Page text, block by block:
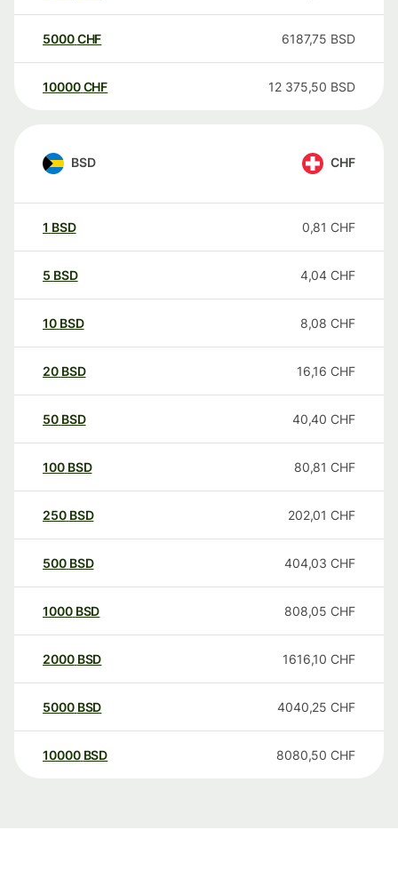
5000CHF 6187,75 BSD
10000 CHF 12 375,50 BSD
BSD CHF
1 BSD 0,81 CHF
5 BSD 4,04 CHF
10 BSD 8,08 CHF
20 BSD 16,16 CHF
50 BSD 40,40 CHF
100 BSD 80,81 CHF
250 BSD 202,01 CHF
500 BSD 404,03 CHF
1000 BSD 808,05 CHF
2000 BSD 1616,10 CHF
5000 BSD 4040,25 CHF
10000 BSD 8080,50 CHF